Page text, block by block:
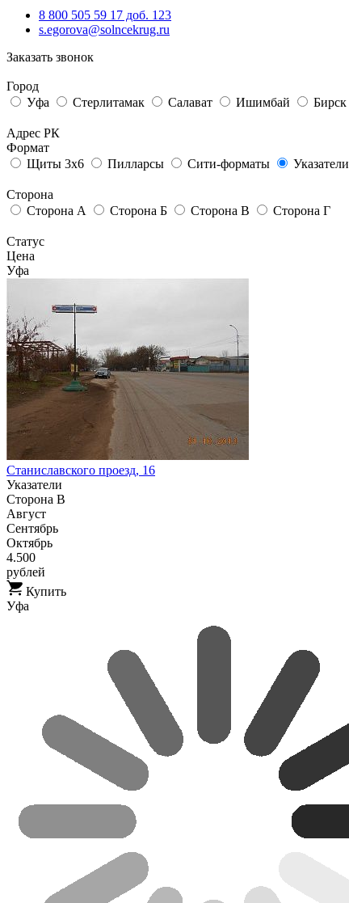
8 800 505 59 17 доб. 123
s.egorova@solncekrug.ru
Заказать звонок
Город
Уфа
Стерлитамак Салават Ишимбай Бирск
Адрес РК
Формат
Щиты 3х6
Пилларсы Сити-форматы Указатели
Сторона
Сторона А
Сторона Б Сторона В Сторона Г
Статус
Цена
Уфа
Станиславского проезд, 16
Указатели
Сторона В
Август
Сентябрь
Октябрь
4.500
рублей
Купить
Уфа